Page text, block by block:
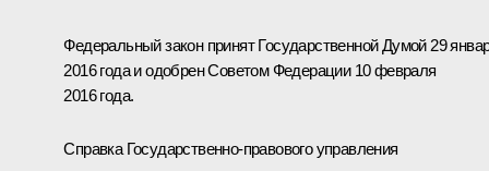
Федеральный закон принят Государственной Думой 29
2016 года и одобрен Советом Федерации 10 февраля
2016 года.
Справка Государственно-правового управления